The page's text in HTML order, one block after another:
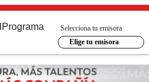
Programa
Selecciona tu emisora
Elige tu emisora